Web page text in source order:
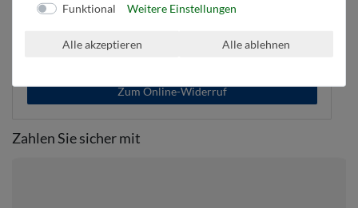
Über den Button gelangen Sie zum Formular. Der Widerruf ist formfrei und
Zum Online-Widerruf
Zahlen Sie sicher mit
Funktional Weitere Einstellungen
Alle akzeptieren Alle ablehnen